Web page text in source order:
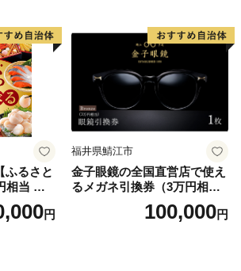
ふるさと
相当 あ
ト いく
別海町円
福井県鯖江市
金子眼鏡の全国直営店で使え
るメガネ引換券（3万円相
100,000円